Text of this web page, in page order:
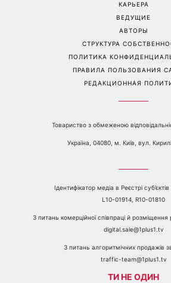
КАРЬЕРА
ВЕДУЩИЕ
АВТОРЫ
СТРУКТУРА
ПОЛИТИКА
ПРАВИЛА ПОЛЬЗОВАНИЯ
РЕДАКЦИОННАЯ
Товариство з обмеженою
Україна, 04080, м. Київ, вул.
Ідентифікатор медіа в Реєстрі
L10-01914, R10-01810
З питань комерційної співпраці й
digital.sale@1plus1.tv
З питань алгоритмічних продажів
traffic-team@1plus1.tv
ТИ НЕ ОДИН